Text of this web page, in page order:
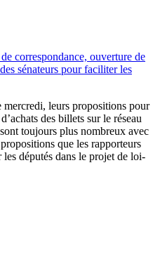
correspondance, ouverture de
sénateurs pour faciliter les
mercredi, leurs propositions pour
des billets sur le réseau
toujours plus nombreux avec
que les rapporteurs
députés dans le projet de loi-